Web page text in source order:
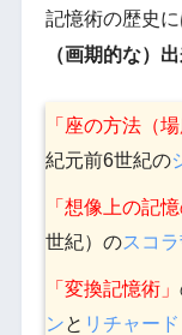
記憶術の歴史
（画期的な）
「座の方法（
紀元前6世紀の
「想像上の記憶
世紀）のスコ
「変換記憶術」
ンと リチャー